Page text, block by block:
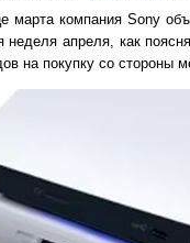
марта компания Sony
неделя апреля, как
на покупку со стороны